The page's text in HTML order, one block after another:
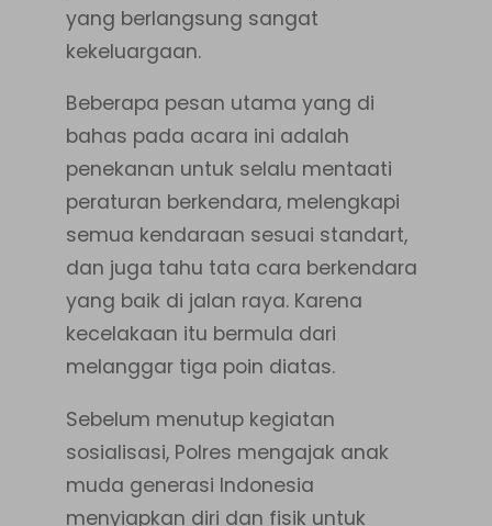
yang berlangsung sangat
kekeluargaan.
Beberapa pesan utama yang di
bahas pada acara ini adalah
penekanan untuk selalu mentaati
peraturan berkendara, melengkapi
semua kendaraan sesuai standart,
dan juga tahu tata cara berkendara
yang baik di jalan raya. Karena
kecelakaan itu bermula dari
melanggar tiga poin diatas.
Sebelum menutup kegiatan
sosialisasi, Polres mengajak anak
muda generasi Indonesia
menyiapkan diri dan fisik untuk